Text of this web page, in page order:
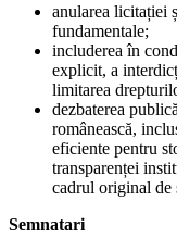
anularea licitației
fundamentale;
includerea în
explicit, a
limitarea
dezbaterea
românească,
eficiente pentru
transparenței
cadrul original de
Semnatari